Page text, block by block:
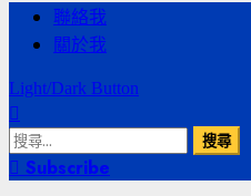
Primary
Menu
聯絡我
關於我
Light/Dark Button
搜
尋 Subscribe